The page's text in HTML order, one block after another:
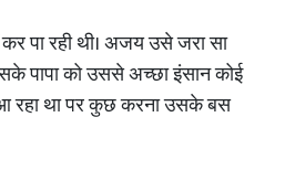
पा रही थी। अजय उसे जरा सा
पापा को उससे अच्छा इंसान कोई
रहा था पर कुछ करना उसके बस